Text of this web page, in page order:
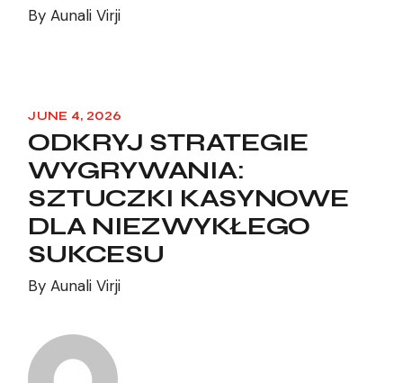
By Aunali Virji
JUNE 4, 2026
ODKRYJ STRATEGIE
WYGRYWANIA:
SZTUCZKI KASYNOWE
DLA NIEZWYKŁEGO
SUKCESU
By Aunali Virji